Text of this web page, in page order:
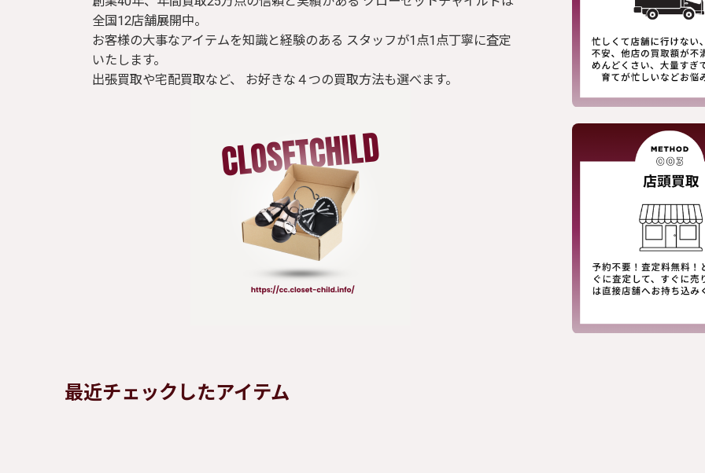
全国12店舗展開中。
お客様の大事なアイテムを知識と経験のある スタッフが1点1点丁寧に査定
いたします。
出張買取や宅配買取など、 お好きな４つの買取方法も選べます。
最近チェックしたアイテム